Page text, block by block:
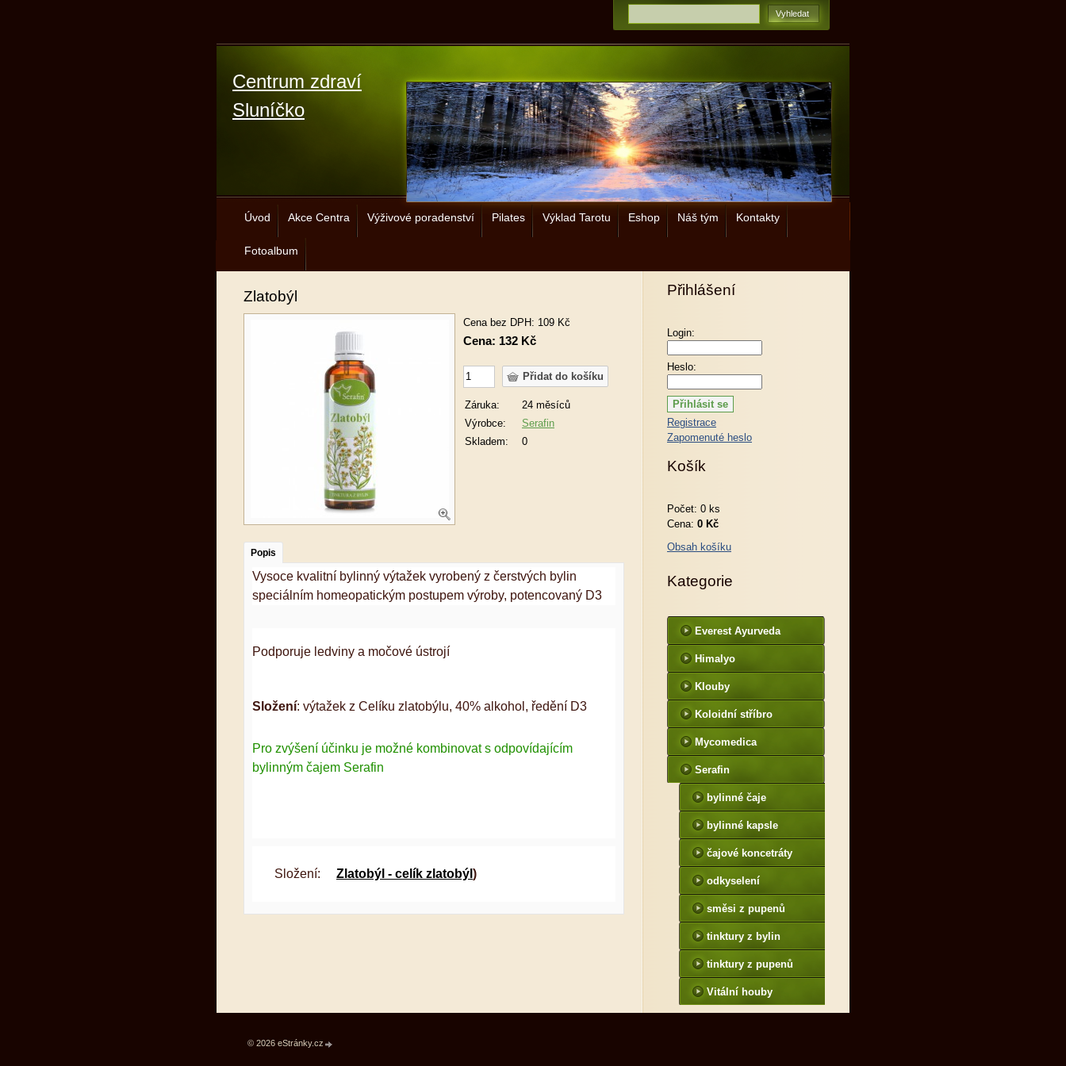
Centrum zdraví
Sluníčko
Úvod Akce Centra Výživové poradenství Pilates Výklad Tarotu Eshop Náš tým Kontakty
Fotoalbum
Zlatobýl
Cena bez DPH: 109 Kč
Cena: 132 Kč
Záruka:
24 měsíců
Výrobce:
Serafin
Skladem:
0
Popis
Vysoce kvalitní bylinný výtažek vyrobený z čerstvých bylin
speciálním homeopatickým postupem výroby, potencovaný D3
Podporuje ledviny a močové ústrojí
Složení: výtažek z Celíku zlatobýlu, 40% alkohol, ředění D3
Pro zvýšení účinku je možné kombinovat s odpovídajícím
bylinným čajem Serafin
Složení: Zlatobýl - celík zlatobýl )
Přihlášení
Login:
Heslo:
Registrace
Zapomenuté heslo
Košík
Počet: 0 ks
Cena: 0 Kč
Obsah košíku
Kategorie
Everest Ayurveda
Himalyo
Klouby
Koloidní stříbro
Mycomedica
Serafin
bylinné čaje
bylinné kapsle
čajové koncetráty
odkyselení
směsi z pupenů
tinktury z bylin
tinktury z pupenů
Vitální houby
© 2026 eStránky.cz